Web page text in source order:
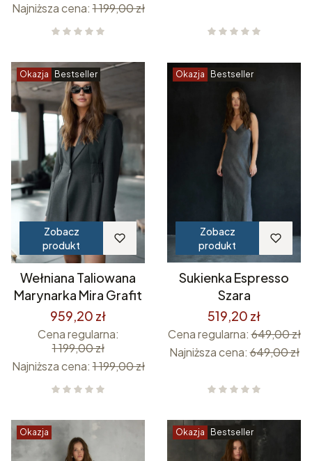
Najniższa cena: 1 199,00 zł
Okazja Bestseller
Zobacz
produkt
Wełniana Taliowana
Marynarka Mira Grafit
959,20 zł
Cena regularna:
1 199,00 zł
Najniższa cena: 1 199,00 zł
Okazja Bestseller
Zobacz
produkt
Sukienka Espresso
Szara
519,20 zł
Cena regularna: 649,00 zł
Najniższa cena: 649,00 zł
Okazja Okazja Bestseller